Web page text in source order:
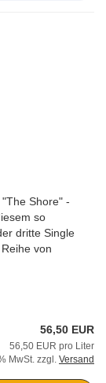
Shore" -
so
dritte Single
von
56,50 EUR
56,50 EUR pro Liter
MwSt. zzgl. Versand